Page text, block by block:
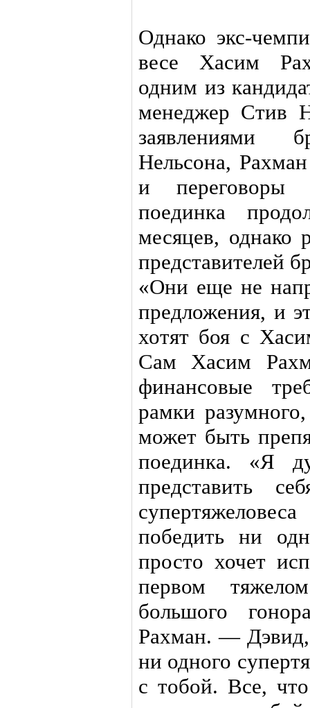
Однако экс-
весе Хасим
одним из
менеджер Стив
заявлениями
Нельсона,
и переговоры
поединка
месяцев, однако
представителей
«Они еще не
предложения, и
хотят боя с
Сам Хасим
финансовые
рамки
может быть
поединка. «Я
представить
победить ни
просто хочет
первом
большого
Рахман. —
ни одного
с тобой. Все,